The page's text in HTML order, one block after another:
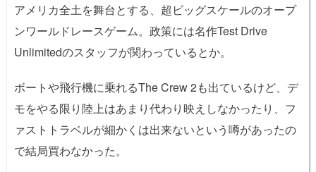
アメリカ全土を舞台とする、超ビッグスケールのオープ
ンワールドレースゲーム。政策には名作Test Drive
Unlimitedのスタッフが関わっているとか。
ボートや飛行機に乗れるThe Crew 2も出ているけど、デ
モをやる限り陸上はあまり代わり映えしなかったり、フ
ァストトラベルが細かくは出来ないという噂があったの
で結局買わなかった。